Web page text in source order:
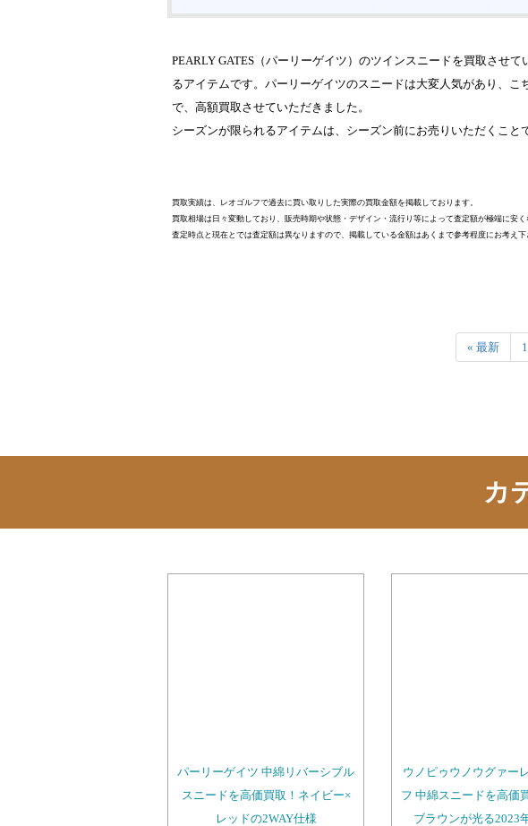
PEARLY GATES（パーリーゲイツ）のツインスニードを買取させ
るアイテムです。パーリーゲイツのスニードは大変人気があり、
で、高額買取させていただきました。
シーズンが限られるアイテムは、シーズン前にお売りいただくこと
買取実績は、レオゴルフで過去に買い取りした実際の買取金額を掲載しております。
買取相場は日々変動しており、販売時期や状態・デザイン・流行り等によって査定額が極端に安く
査定時点と現在とでは査定額は異なりますので、掲載している金額はあくまで参考程度にお考え下
« 最新
カ
パーリーゲイツ 中綿リバーシブル
スニードを高価買取！ネイビー×
レッドの2WAY仕様
ウノピゥウノウグァー
フ 中綿スニードを高価
ブラウンが光る2023